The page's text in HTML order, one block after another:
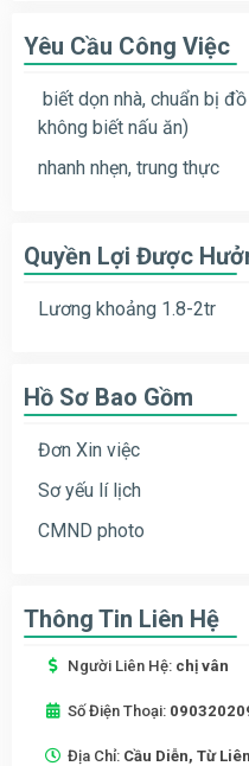
Yêu Cầu Công Việc
biết dọn nhà, chuẩn bị
không biết nấu ăn)
nhanh nhẹn, trung thực
Quyền Lợi Được
Lương khoảng 1.8-2tr
Hồ Sơ Bao Gồm
Đơn Xin việc
Sơ yếu lí lịch
CMND photo
Thông Tin Liên Hệ
Người Liên Hệ: chị vân
Số Điện Thoại:
Địa Chỉ: Cầu Diễn, Từ